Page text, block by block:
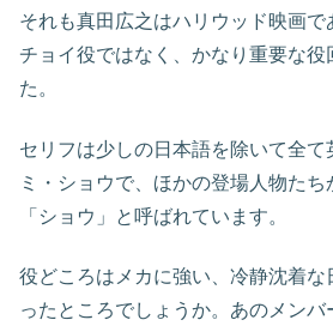
それも真田広之はハリウッド映画
チョイ役ではなく、かなり重要な役
た。
セリフは少しの日本語を除いて全て
ミ・ショウで、ほかの登場人物た
「ショウ」と呼ばれています。
役どころはメカに強い、冷静沈着な
ったところでしょうか。あのメン